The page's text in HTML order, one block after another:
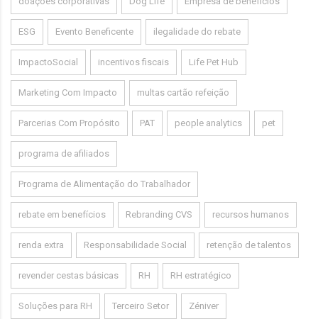
ESG Evento Beneficente ilegalidade do rebate
ImpactoSocial incentivos fiscais Life Pet Hub
Marketing Com Impacto multas cartão refeição
Parcerias Com Propósito PAT people analytics pet
programa de afiliados
Programa de Alimentação do Trabalhador
rebate em benefícios Rebranding CVS recursos humanos
renda extra Responsabilidade Social retenção de talentos
revender cestas básicas RH RH estratégico
Soluções para RH Terceiro Setor Zéniver